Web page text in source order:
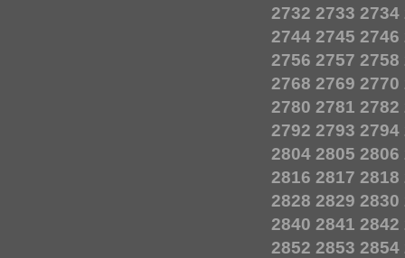
2732 2733 2734
2744 2745 2746
2756 2757 2758
2768 2769 2770
2780 2781 2782
2792 2793 2794
2804 2805 2806
2816 2817 2818
2828 2829 2830
2840 2841 2842
2852 2853 2854